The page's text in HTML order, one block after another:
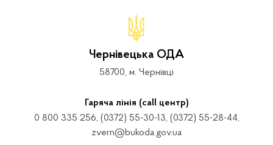
Чернівецька ОДА
58700, м. Чернівці
Гаряча лінія (call центр)
0 800 335 256, (0372) 55-30-13, (0372) 55-28-44,
zvern@bukoda.gov.ua